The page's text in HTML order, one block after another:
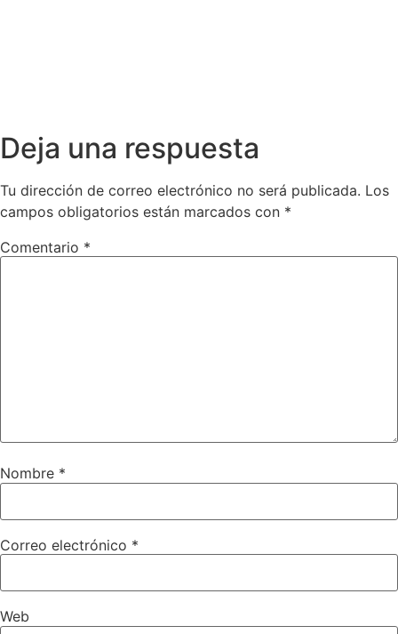
Deja una respuesta
Tu dirección de correo electrónico no será publicada. Los
campos obligatorios están marcados con *
Comentario *
Nombre *
Correo electrónico *
Web